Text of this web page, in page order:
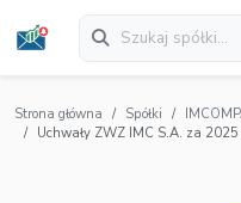
Strona główna Spółki
Uchwały ZWZ IMC S.A. za 2025